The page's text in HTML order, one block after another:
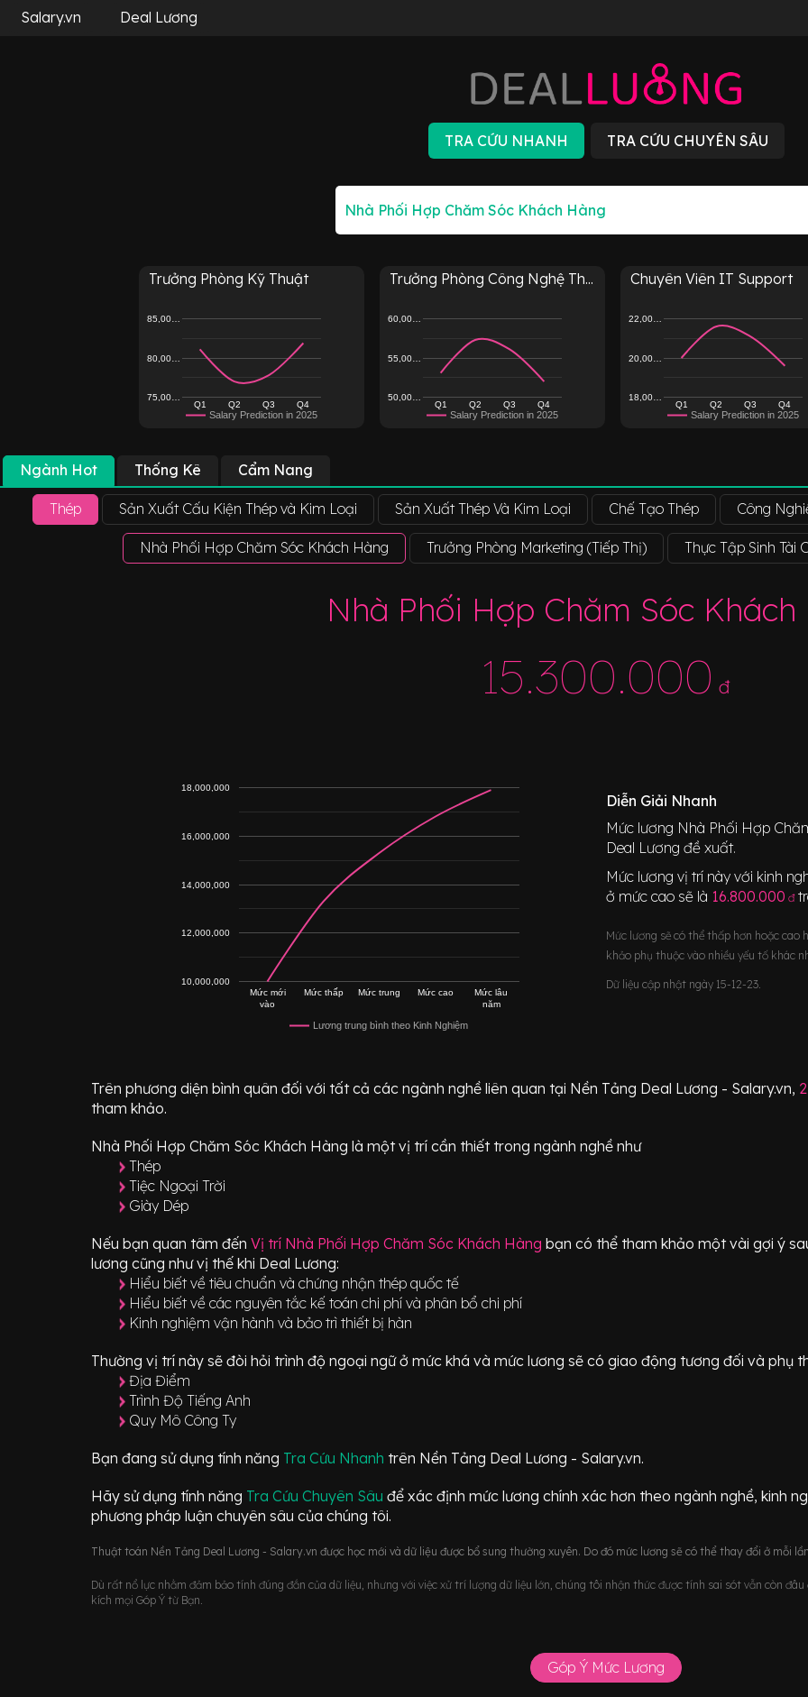
Salary.vn Deal Lương
Trưởng Phòng Kỹ Thuật
Salary Prediction in 2025
Q1 Q2 Q3 Q4
75,00…
80,00…
85,00…
Trưởng Phòng Công Nghệ Th...
Salary Prediction in 2025
Q1 Q2 Q3 Q4
50,00…
55,00…
60,00…
Chuyên Viên IT Support
Salary Prediction in 2025
Q1 Q2 Q3 Q4
18,00…
20,00…
22,00…
Ngành Hot Thống Kê Cẩm Nang
Thép Sản Xuất Cấu Kiện Thép và Kim Loại Sản Xuất Thép Và Kim Loại Chế Tạo Thép Công
Nhà Phối Hợp Chăm Sóc Khách Hàng Trưởng Phòng Marketing (Tiếp Thị) Thực Tập Sinh Tài
Nhà Phối Hợp Chăm Sóc Khách
15.300.000 đ
Lương trung bình theo Kinh Nghiệm
Mức mới
vào
Mức thấp Mức trung Mức cao
Mức lâu
năm
10,000,000
12,000,000
14,000,000
16,000,000
18,000,000
Diễn Giải Nhanh
Mức lương Nhà Phối Hợp
Deal Lương đề xuất.
Mức lương vị trí này với kinh
ở mức cao sẽ là 16.800.000 đ
Mức lương sẽ có thể thấp hơn hoặc
khảo phụ thuộc vào nhiều yếu tố khác
Dữ liệu cập nhật ngày 15-12-23.
Trên phương diện bình quân đối với tất cả các ngành nghề liên quan tại Nền Tảng Deal Lương - Salary.vn,
tham khảo.
Nhà Phối Hợp Chăm Sóc Khách Hàng là một vị trí cần thiết trong ngành nghề như
Thép
Tiệc Ngoại Trời
Giày Dép
Nếu bạn quan tâm đến Vị trí Nhà Phối Hợp Chăm Sóc Khách Hàng bạn có thể tham khảo một vài gợi ý
lương cũng như vị thế khi Deal Lương:
Hiểu biết về tiêu chuẩn và chứng nhận thép quốc tế
Hiểu biết về các nguyên tắc kế toán chi phí và phân bổ chi phí
Kinh nghiệm vận hành và bảo trì thiết bị hàn
Thường vị trí này sẽ đòi hỏi trình độ ngoại ngữ ở mức khá và mức lương sẽ có giao động tương đối và phụ
Địa Điểm
Trình Độ Tiếng Anh
Quy Mô Công Ty
Bạn đang sử dụng tính năng Tra Cứu Nhanh trên Nền Tảng Deal Lương - Salary.vn.
Hãy sử dụng tính năng Tra Cứu Chuyên Sâu để xác định mức lương chính xác hơn theo ngành nghề, kinh
phương pháp luận chuyên sâu của chúng tôi.
Thuật toán Nền Tảng Deal Lương - Salary.vn được học mới và dữ liệu được bổ sung thường xuyên. Do đó mức lương sẽ có thể thay đổi ở mỗi
Dù rất nổ lực nhằm đảm bảo tính đúng đắn của dữ liệu, nhưng với việc xử trí lượng dữ liệu lớn, chúng tôi nhận thức được tính sai sót vẫn còn
kích mọi Góp Ý từ Bạn.
Góp Ý Mức Lương